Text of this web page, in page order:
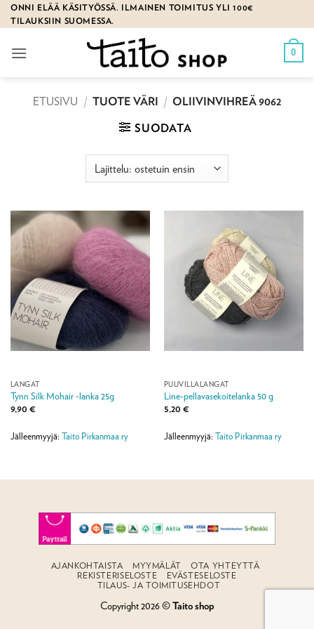
Skip
to
ONNI ELÄÄ KÄSITYÖSSÄ. ILMAINEN TOIMITUS YLI 100€
TILAUKSIIN SUOMESSA.
0
ETUSIVU / TUOTE VÄRI / OLIIVINVIHREÄ 9062
SUODATA
LANGAT
Tynn Silk Mohair -lanka 25g
9,90 €
Jälleenmyyjä: Taito Pirkanmaa ry
PUUVILLALANGAT
Line-pellavasekoitelanka 50 g
5,20 €
Jälleenmyyjä: Taito Pirkanmaa ry
AJANKOHTAISTA MYYMÄLÄT
OTA YHTEYTTÄ
REKISTERISELOSTE
EVÄSTESELOSTE
TILAUS- JA TOIMITUSEHDOT
Copyright 2026 ©Taito shop